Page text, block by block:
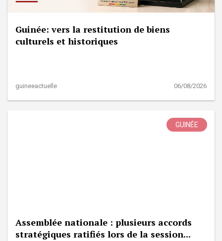
Guinée: vers la restitution de biens
culturels et historiques
guineeactuelle 06/08/2026
GUINÉE
Assemblée nationale : plusieurs accords
stratégiques ratifiés lors de la session...